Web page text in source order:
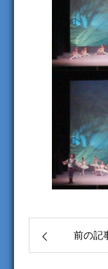
前の記